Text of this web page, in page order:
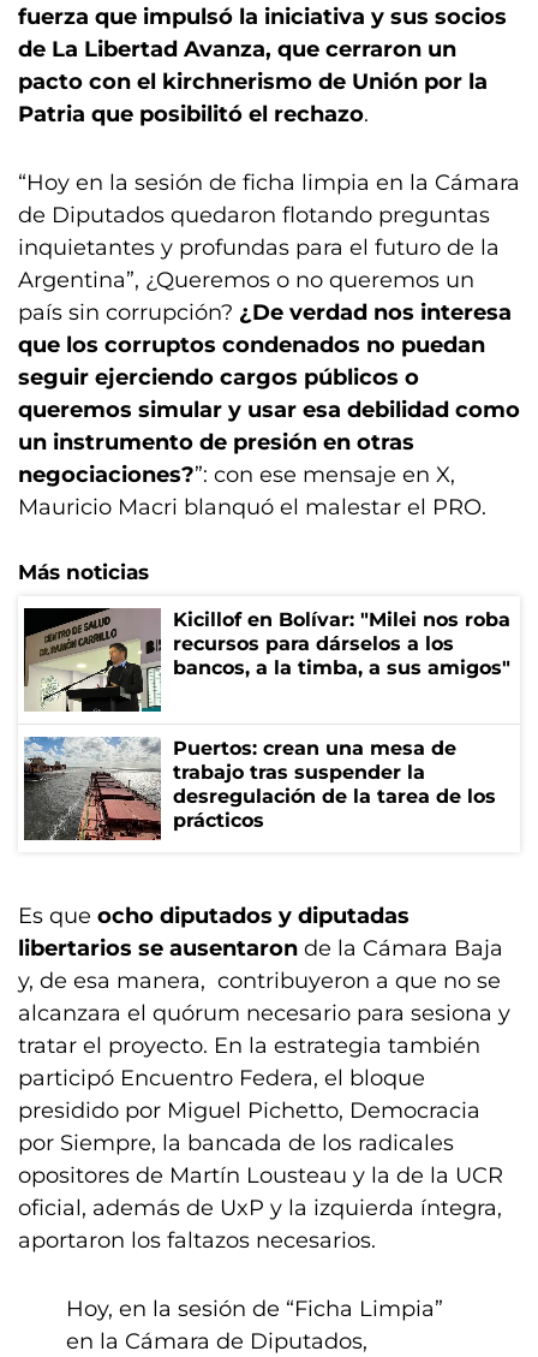
fuerza que impulsó la iniciativa y sus socios
de La Libertad Avanza, que cerraron un
pacto con el kirchnerismo de Unión por la
Patria que posibilitó el rechazo.
“Hoy en la sesión de ficha limpia en la Cámara
de Diputados quedaron flotando preguntas
inquietantes y profundas para el futuro de la
Argentina”, ¿Queremos o no queremos un
país sin corrupción? ¿De verdad nos interesa
que los corruptos condenados no puedan
seguir ejerciendo cargos públicos o
queremos simular y usar esa debilidad como
un instrumento de presión en otras
negociaciones?”: con ese mensaje en X,
Mauricio Macri blanquó el malestar el PRO.
Más noticias
Kicillof en Bolívar: "Milei nos roba
recursos para dárselos a los
bancos, a la timba, a sus amigos"
Puertos: crean una mesa de
trabajo tras suspender la
desregulación de la tarea de los
prácticos
Es que ocho diputados y diputadas
libertarios se ausentaron de la Cámara Baja
y, de esa manera, contribuyeron a que no se
alcanzara el quórum necesario para sesiona y
tratar el proyecto. En la estrategia también
participó Encuentro Federa, el bloque
presidido por Miguel Pichetto, Democracia
por Siempre, la bancada de los radicales
opositores de Martín Lousteau y la de la UCR
oficial, además de UxP y la izquierda íntegra,
aportaron los faltazos necesarios.
Hoy, en la sesión de “Ficha Limpia”
en la Cámara de Diputados,